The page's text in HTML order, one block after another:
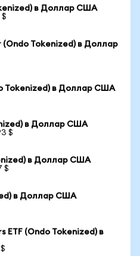
в Доллар США
$
Tokenized) в Доллар
Tokenized) в Доллар США
в Доллар США
$
в Доллар США
$
в Доллар США
ETF (Ondo Tokenized) в